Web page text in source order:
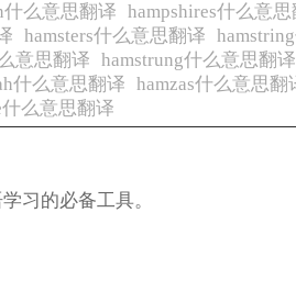
什么意思翻译 hampshires什么意
hamsters什么意思翻译
意思翻译 hamstrung什么意思翻译
什么意思翻译 hamzas什么意思翻
什么意思翻译
习的必备工具。